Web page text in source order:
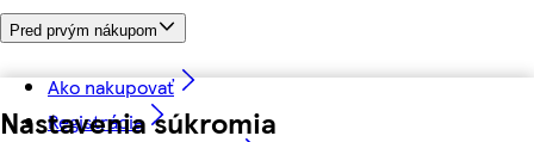
Nastavenia súkromia
Pred prvým nákupom
Ako nakupovať
Registrácia